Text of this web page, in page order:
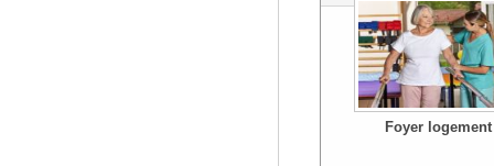
Foyer logement